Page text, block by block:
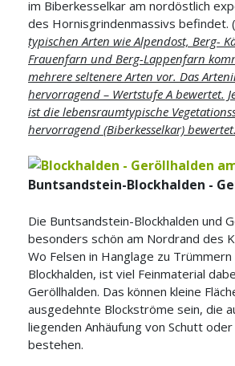
im Biberkesselkar am nordöstlich
des Hornisgrindenmassivs befindet.
typischen Arten wie Alpendost, Berg-
Frauenfarn und Berg-Lappenfarn
mehrere seltenere Arten vor. Das
hervorragend – Wertstufe A bewertet.
ist die lebensraumtypische
hervorragend (Biberkesselkar) bewertet.
Buntsandstein-Blockhalden -
Die Buntsandstein-Blockhalden und
besonders schön am Nordrand des
Wo Felsen in Hanglage zu
Blockhalden, ist viel Feinmaterial
Geröllhalden. Das können kleine
ausgedehnte Blockströme sein, die
liegenden Anhäufung von Schutt
bestehen.